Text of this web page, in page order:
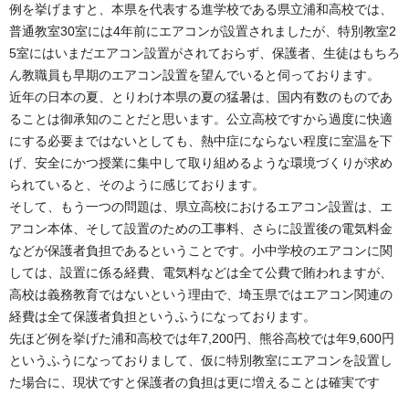
例を挙げますと、本県を代表する進学校である県立浦和高校では、
普通教室30室には4年前にエアコンが設置されましたが、特別教室2
5室にはいまだエアコン設置がされておらず、保護者、生徒はもちろ
ん教職員も早期のエアコン設置を望んでいると伺っております。
近年の日本の夏、とりわけ本県の夏の猛暑は、国内有数のものであ
ることは御承知のことだと思います。公立高校ですから過度に快適
にする必要まではないとしても、熱中症にならない程度に室温を下
げ、安全にかつ授業に集中して取り組めるような環境づくりが求め
られていると、そのように感じております。
そして、もう一つの問題は、県立高校におけるエアコン設置は、エ
アコン本体、そして設置のための工事料、さらに設置後の電気料金
などが保護者負担であるということです。小中学校のエアコンに関
しては、設置に係る経費、電気料などは全て公費で賄われますが、
高校は義務教育ではないという理由で、埼玉県ではエアコン関連の
経費は全て保護者負担というふうになっております。
先ほど例を挙げた浦和高校では年7,200円、熊谷高校では年9,600円
というふうになっておりまして、仮に特別教室にエアコンを設置し
た場合に、現状ですと保護者の負担は更に増えることは確実です